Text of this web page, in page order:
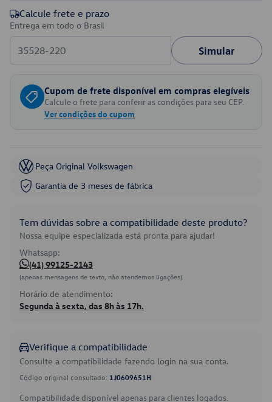
Calcule frete e prazo
Entrega em todo o Brasil
Simular
Cupom de frete disponível em compras elegíveis
Calcule o frete para conferir as condições para seu CEP.
Ver condições do cupom
Peça Original Volkswagen
Garantia de 3 meses de fábrica
Tem dúvidas sobre a compatibilidade deste produto?
Nossa equipe especializada está pronta para ajudar!
Whatsapp:
(41) 99125-2143
(apenas mensagens de texto, não atendemos ligações)
Horário de atendimento:
Segunda à sexta, das 8h às 17h.
Verifique a compatibilidade
Consulte a compatibilidade fazendo login na sua conta.
Código original consultado: 1J0609651H
Compatibilidade disponível apenas para clientes logados.